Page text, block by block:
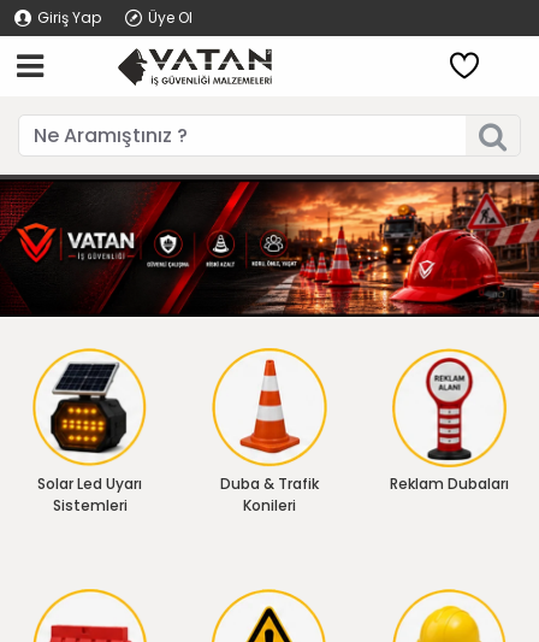
Giriş Yap Üye Ol
Solar Led Uyarı
Sistemleri
Duba & Trafik
Konileri
Reklam Dubaları